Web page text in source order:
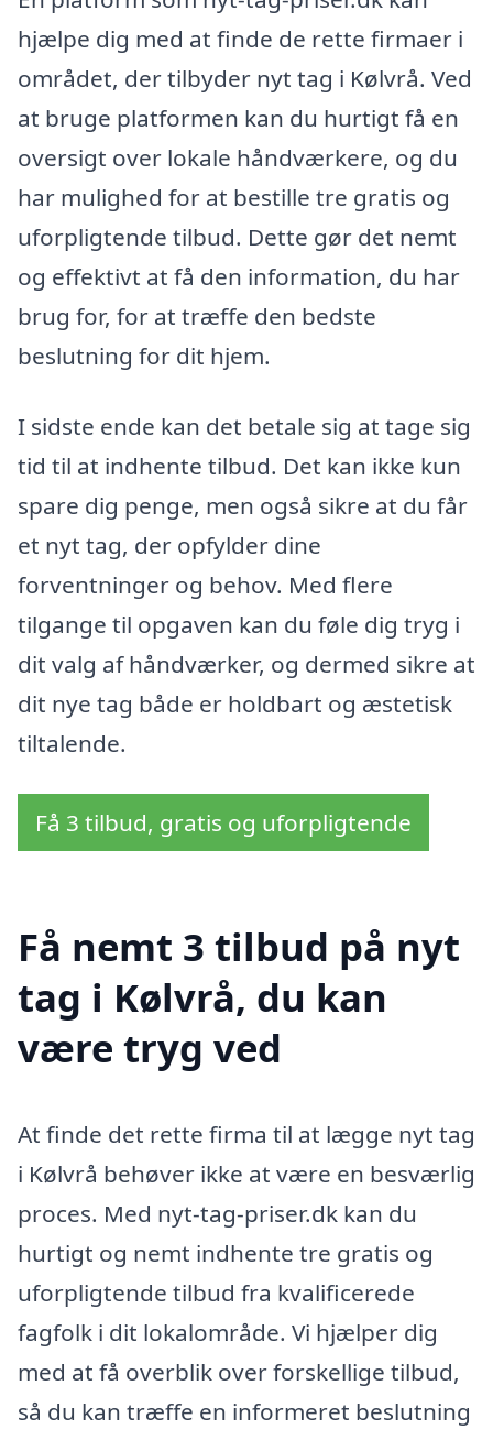
hjælpe dig med at finde de rette firmaer i
området, der tilbyder nyt tag i Kølvrå. Ved
at bruge platformen kan du hurtigt få en
oversigt over lokale håndværkere, og du
har mulighed for at bestille tre gratis og
uforpligtende tilbud. Dette gør det nemt
og effektivt at få den information, du har
brug for, for at træffe den bedste
beslutning for dit hjem.
I sidste ende kan det betale sig at tage sig
tid til at indhente tilbud. Det kan ikke kun
spare dig penge, men også sikre at du får
et nyt tag, der opfylder dine
forventninger og behov. Med flere
tilgange til opgaven kan du føle dig tryg i
dit valg af håndværker, og dermed sikre at
dit nye tag både er holdbart og æstetisk
tiltalende.
Få 3 tilbud, gratis og uforpligtende
Få nemt 3 tilbud på nyt
tag i Kølvrå, du kan
være tryg ved
At finde det rette firma til at lægge nyt tag
i Kølvrå behøver ikke at være en besværlig
proces. Med nyt-tag-priser.dk kan du
hurtigt og nemt indhente tre gratis og
uforpligtende tilbud fra kvalificerede
fagfolk i dit lokalområde. Vi hjælper dig
med at få overblik over forskellige tilbud,
så du kan træffe en informeret beslutning